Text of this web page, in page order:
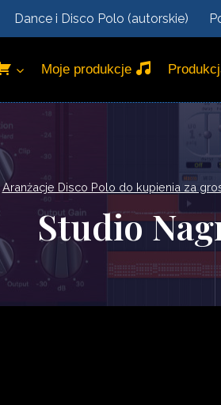
Dance i Disco Polo (autorskie)
Moje produkcje
Aranżacje Disco Polo do kupienia za
Studio